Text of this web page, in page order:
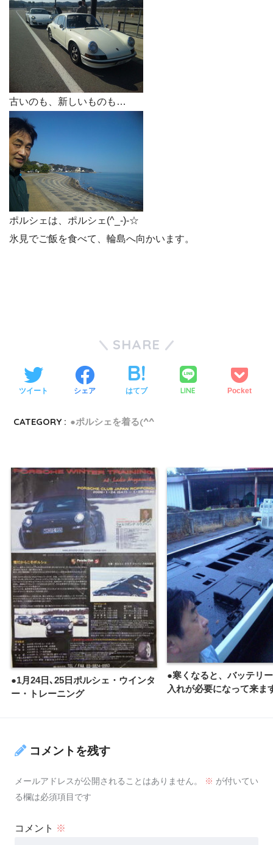
古いのも、新しいものも…
ポルシェは、ポルシェ(^_-)-☆
氷見でご飯を食べて、輪島へ向かいます。
SHARE
ツイート シェア はてブ LINE Pocket
CATEGORY : ●ポルシェを着る(^^ゞ
●1月24日､25日ポルシェ・ウインタ
ー・トレーニング
●寒くなると、バッテリ
入れが必要になって来ま
コメントを残す
メールアドレスが公開されることはありません。 ※ が付いてい
る欄は必須項目です
コメント ※